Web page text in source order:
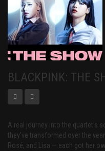
BLACKPINK: THE
A real journey into the quartet's
they’ve transformed over the
Rosé, and Lisa — each got her